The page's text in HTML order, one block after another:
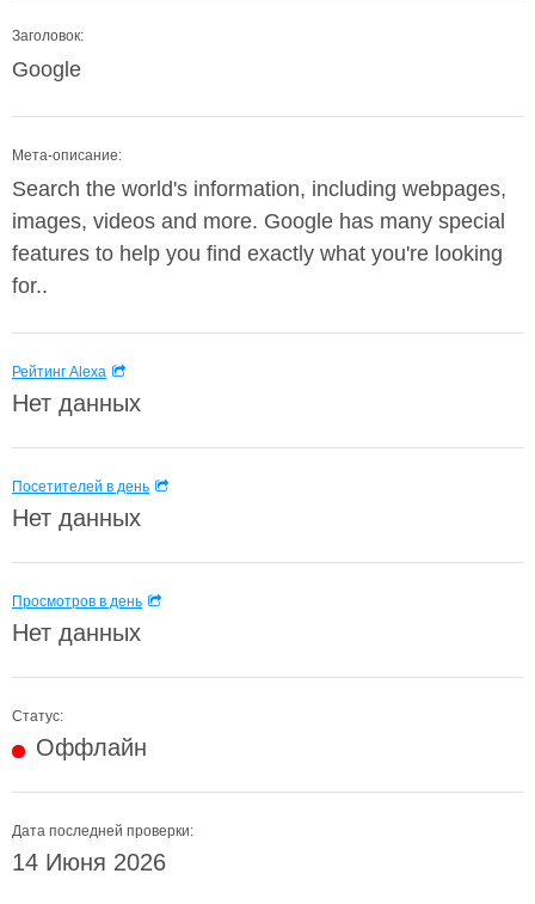
Заголовок:
Google
Мета-описание:
Search the world's information, including webpages,
images, videos and more. Google has many special
features to help you find exactly what you're looking
for..
Рейтинг Alexa
Нет данных
Посетителей в день
Нет данных
Просмотров в день
Нет данных
Статус:
Оффлайн
Дата последней проверки:
14 Июня 2026